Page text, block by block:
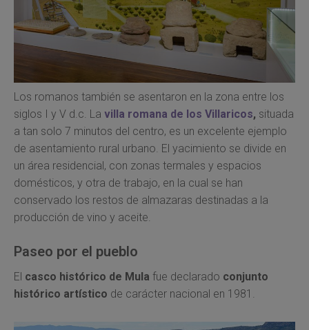
Los romanos también se asentaron en la zona entre los
siglos I y V d.c. La villa romana de los Villaricos, situada
a tan solo 7 minutos del centro, es un excelente ejemplo
de asentamiento rural urbano. El yacimiento se divide en
un área residencial, con zonas termales y espacios
domésticos, y otra de trabajo, en la cual se han
conservado los restos de almazaras destinadas a la
producción de vino y aceite.
Paseo por el pueblo
El casco histórico de Mula fue declarado conjunto
histórico artístico de carácter nacional en 1981.